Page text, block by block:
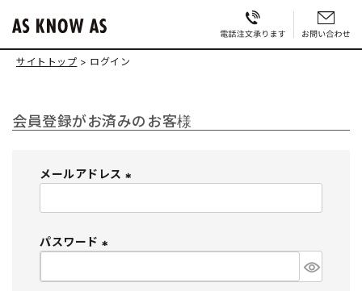
サイトトップ ログイン
会員登録がお済みのお客様
メールアドレス
必
)
パスワード
必